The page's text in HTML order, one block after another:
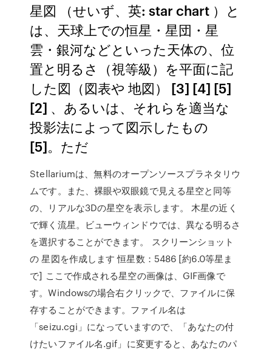
星図 （せいず、英: star chart ）と
は、天球上での恒星・星団・星
雲・銀河などといった天体の、位
置と明るさ（視等級）を平面に記
した図（図表や 地図） [3] [4] [5]
[2] 、あるいは、それらを適当な
投影法によって図示したもの
[5]。ただ
Stellariumは、無料のオープンソースプラネタリウ
ムです。また、裸眼や双眼鏡で見える星空と同等
の、リアルな3Dの星空を表示します。 木星の近く
で輝く流星。ビューウィンドウでは、異なる明るさ
を選択することができます。 スクリーンショット
の 星図を作成します 恒星数：5486 [約6.0等星ま
で] ここで作成される星空の画像は、GIF画像で
す。Windowsの場合右クリックで、ファイルに保
存することができます。ファイル名は
「seizu.cgi」になっていますので、「あなたの付
けたいファイル名.gif」に変更すると、あなたのパ